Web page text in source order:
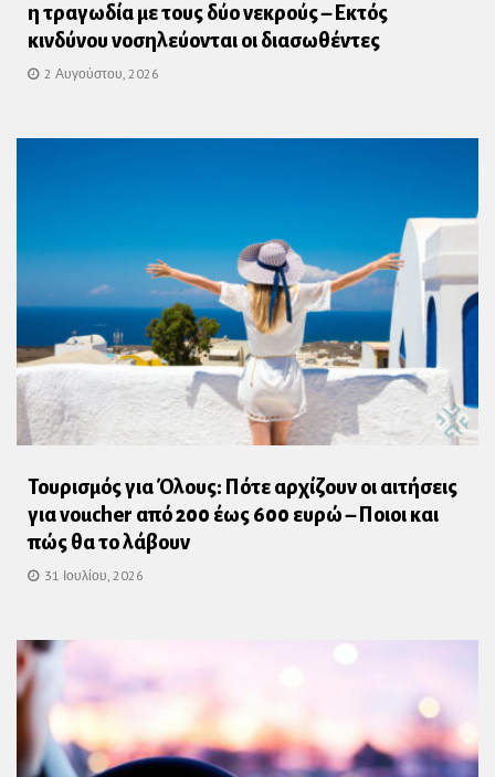
η τραγωδία με τους δύο νεκρούς – Εκτός
κινδύνου νοσηλεύονται οι διασωθέντες
2 Αυγούστου, 2026
Τουρισμός για Όλους: Πότε αρχίζουν οι αιτήσεις
για voucher από 200 έως 600 ευρώ – Ποιοι και
πώς θα το λάβουν
31 Ιουλίου, 2026